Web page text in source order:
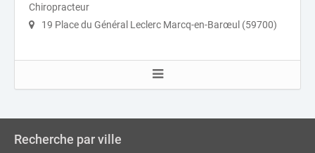
Chiropracteur
19 Place du Général Leclerc Marcq-en-Barœul (59700)
Recherche par ville